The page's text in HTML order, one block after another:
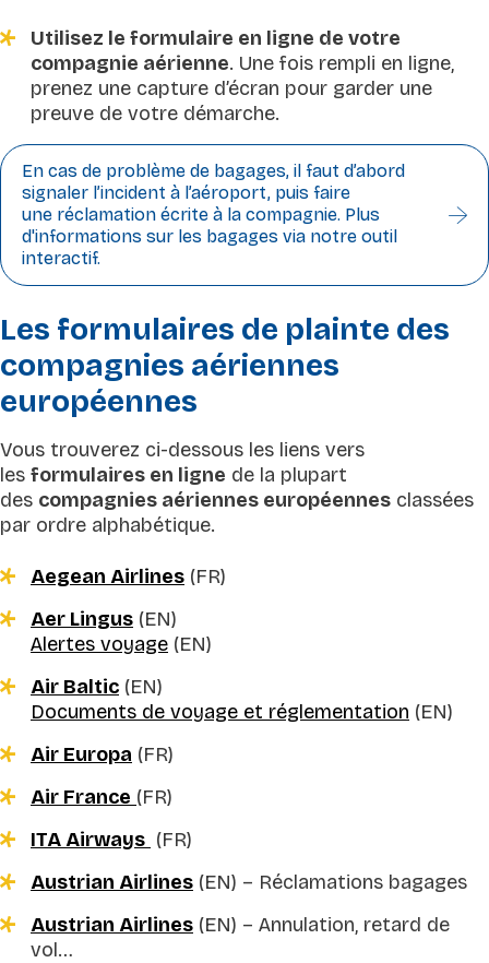
Utilisez le formulaire en ligne de votre
compagnie aérienne. Une fois rempli en ligne,
prenez une capture d’écran pour garder une
preuve de votre démarche.
En cas de problème de bagages, il faut d’abord
signaler l’incident à l’aéroport, puis faire
une réclamation écrite à la compagnie. Plus
d'informations sur les bagages via notre outil
interactif.
Les formulaires de plainte des
compagnies aériennes
européennes
Vous trouverez ci-dessous les liens vers
les formulaires en ligne de la plupart
des compagnies aériennes européennes classées
par ordre alphabétique.
Aegean Airlines (FR)
Aer Lingus (EN)
Alertes voyage (EN)
Air Baltic (EN)
Documents de voyage et réglementation (EN)
Air Europa (FR)
Air France (FR)
ITA Airways (FR)
Austrian Airlines (EN) – Réclamations bagages
Austrian Airlines (EN) – Annulation, retard de
vol…